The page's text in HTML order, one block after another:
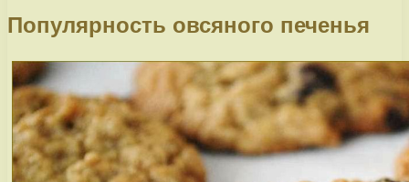
Популярность овсяного печенья